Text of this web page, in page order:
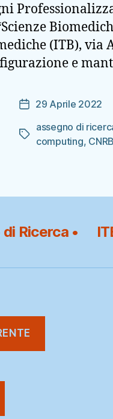
(ITB), via
e
Data29 Aprile 2022
Tag
assegno di
computing,
Ricerca •